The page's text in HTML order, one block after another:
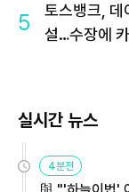
5
토스뱅크, 데
설…수장에
실시간 뉴스
4분전